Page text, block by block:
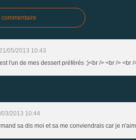
21/05/2013 10:43
l'un de mes dessert préférés :)<br /> <br /> <br
03/2013 10:44
sa dis moi et sa me conviendrais car je